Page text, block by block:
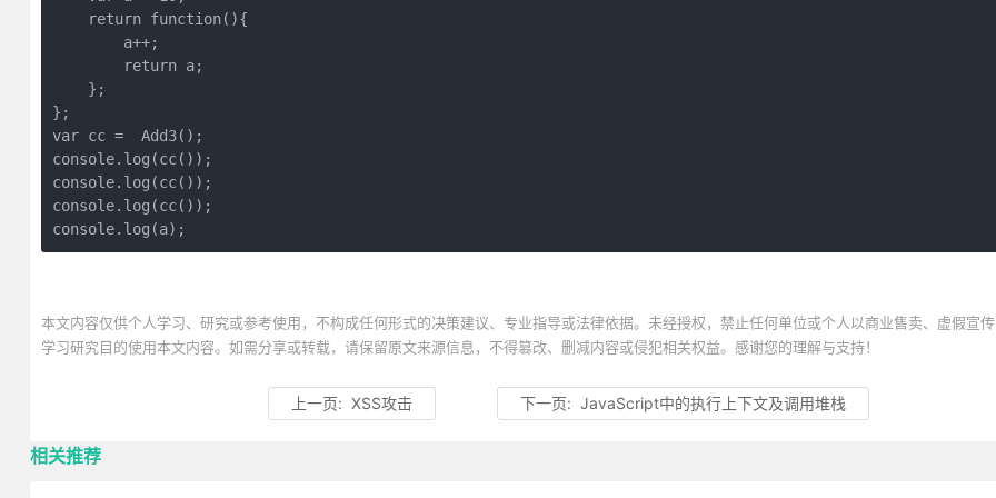
return function(){
a++;
return a;
};
};
var cc =  Add3();
console.log(cc());
console.log(cc());
console.log(cc());
console.log(a);
本文内容仅供个人学习、研究或参考使用，不构成任何形式的决策建议、专业指导或法律依据。未经授权，禁止任何单位或个人以商业售卖、虚假宣
学习研究目的使用本文内容。如需分享或转载，请保留原文来源信息，不得篡改、删减内容或侵犯相关权益。感谢您的理解与支持！
上一页:XSS攻击 下一页:JavaScript中的执行上下文及调用堆栈
相关推荐